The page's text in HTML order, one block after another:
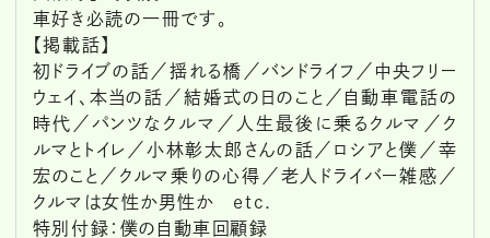
車好き必読の一冊です。
【掲載話】
初ドライブの話／揺れる橋／バンドライフ／中央フリー
ウェイ、本当の話／結婚式の日のこと／自動車電話の
時代／パンツなクルマ／人生最後に乗るクルマ／ク
ルマとトイレ／小林彰太郎さんの話／ロシアと僕／幸
宏のこと／クルマ乗りの心得／老人ドライバー雑感／
クルマは女性か男性か etc.
特別付録：僕の自動車回顧録